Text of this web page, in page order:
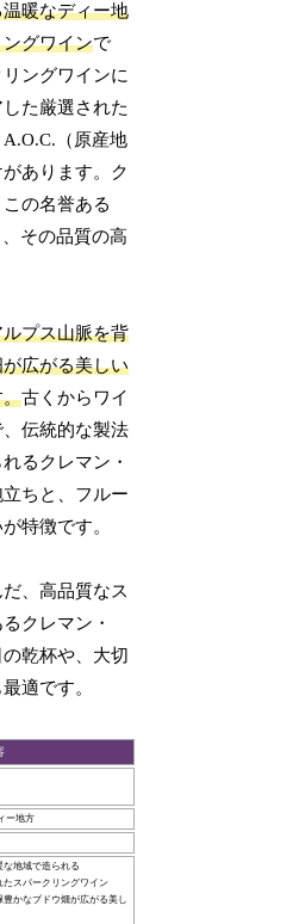
暖なディー地
グワインで
ングワインに
た厳選された
（原産地
あります。ク
の名誉ある
その品質の高
プス山脈を背
広がる美しい
。古くからワイ
伝統的な製法
るクレマン・
ちと、フルー
特徴です。
、高品質なス
クレマン・
乾杯や、大切
適です。
ー地方
な地域で造られる
たスパークリングワイン
かなブドウ畑が広がる美し